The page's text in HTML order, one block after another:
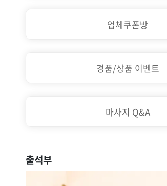
업체쿠폰방
경품/상품 이벤트
마사지 Q&A
출석부